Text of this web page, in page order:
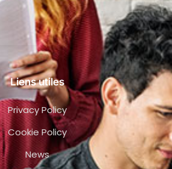
Liens utiles
Privacy Policy
Cookie Policy
News